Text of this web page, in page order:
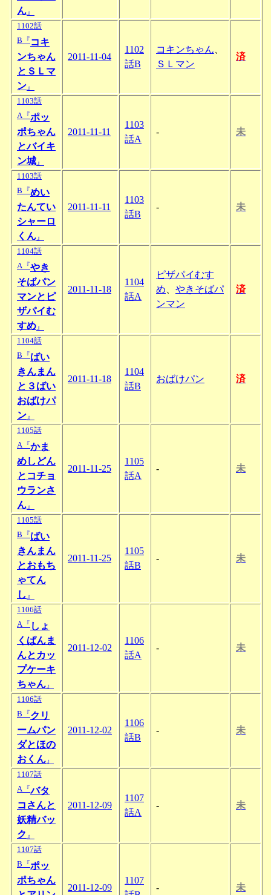
ん 』
1102話
B『 コキ
ンちゃん
とＳＬマ
ン 』
2011-11-04
1102
話B
コキンちゃん
ＳＬマン
済
1103話
A『ポッ
ポちゃん
とバイキ
ン城 』
2011-11-11
1103
話A
- 未
1103話
B『めい
たんてい
シャーロ
くん 』
2011-11-11
1103
話B
- 未
1104話
A『やき
そばパン
マンとピ
ザパイむ
すめ 』
2011-11-18
1104
話A
ピザパイむす
め
やきそばパ
ンマン
済
1104話
B『ばい
きんまん
と３ばい
おばけパ
ン 』
2011-11-18
1104
話B
おばけパン 済
1105話
A『かま
めしどん
とコチョ
ウランさ
ん 』
2011-11-25
1105
話A
- 未
1105話
B『ばい
きんまん
とおもち
ゃてん
し 』
2011-11-25
1105
話B
- 未
1106話
A『 しょ
くぱんま
んとカッ
プケーキ
ちゃん 』
2011-12-02
1106
話A
- 未
1106話
B『クリ
ームパン
ダとほの
おくん 』
2011-12-02
1106
話B
- 未
1107話
A『バタ
コさんと
妖精バッ
ク 』
2011-12-09
1107
話A
- 未
1107話
B『ポッ
ポちゃん
2011-12-09
1107
- 未